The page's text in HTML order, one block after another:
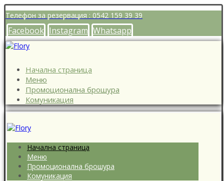
Телефон за резервация : 0542 159 39 39
Facebook Instagram Whatsapp
Начална страница
Меню
Промоционална брошура
Комуникация
Начална страница
Меню
Промоционална брошура
Комуникация